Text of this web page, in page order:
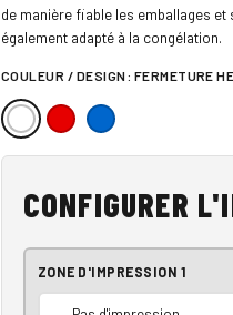
de manière fiable les emballages
également adapté à la congélation.
COULEUR / DESIGN: FERMETURE
CONFIGURER
ZONE D'IMPRESSION 1